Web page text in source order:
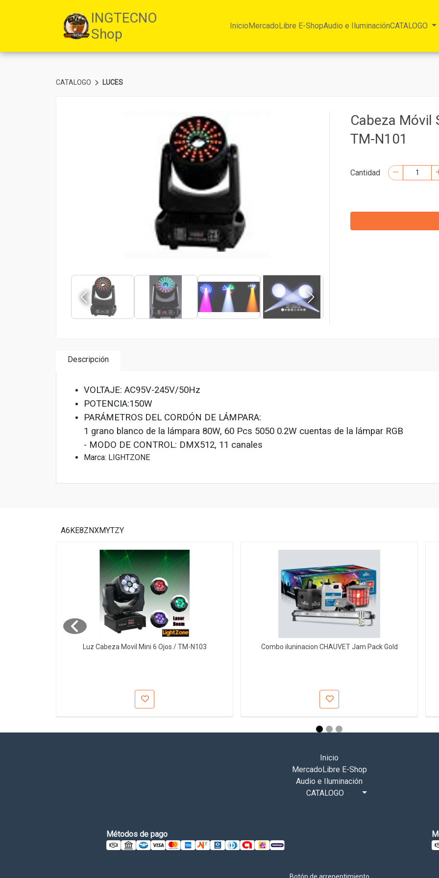
INGTECNO
Shop
InicioMercadoLibre E-ShopAudio e IluminaciónCATALOGO
CATALOGO LUCES
Cabeza Móvil
TM-N101
Cantidad
Descripción
VOLTAJE: AC95V-245V/50Hz
POTENCIA:150W
PARÁMETROS DEL CORDÓN DE LÁMPARA:
1 grano blanco de la lámpara 80W, 60 Pcs 5050 0.2W cuentas de la lámpar RGB
- MODO DE CONTROL: DMX512, 11 canales
Marca: LIGHTZONE
A6KE8ZNXMYTZY
Luz Cabeza Movil Mini 6 Ojos / TM-N103 Combo iluninacion CHAUVET Jam Pack Gold
Inicio
MercadoLibre E-Shop
Audio e Iluminación
CATALOGO
Métodos de pago